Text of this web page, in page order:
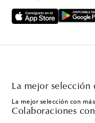
La mejor selección
La mejor selección con
Colaboraciones